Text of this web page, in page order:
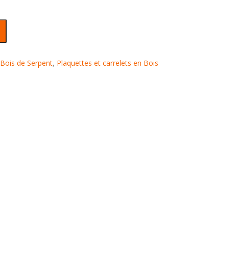
Bois de Serpent, Plaquettes et carrelets en Bois